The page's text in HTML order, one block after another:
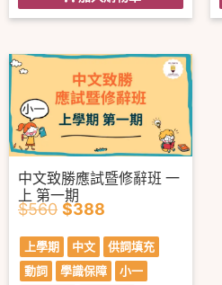
中文致勝應試暨修辭班 一
上 第一期
$560 $388
上學期 中文
供詞填充
動詞
學識保障
小一